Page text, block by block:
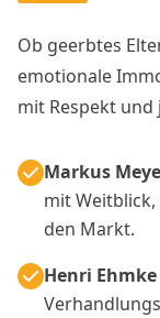
Ob geerbtes
emotionale
mit Respekt
Markus
mit
den Markt.
Henri Ehmke